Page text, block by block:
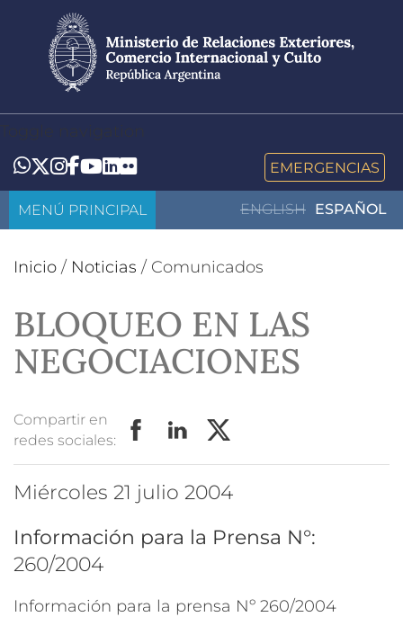
contenido
principal
Toggle navigation
Whatsapp
Twitter
Instagram
Facebook
YouTube
LinkedIn
Flickr EMERGENCIAS
ENGLISH ESPAÑOL
MENÚ PRINCIPAL
Inicio / Noticias / Comunicados
BLOQUEO EN LAS
NEGOCIACIONES
Compartir en
redes sociales:
miércoles 21 julio 2004
Información para la Prensa N°:
260/2004
Información para la prensa Nº 260/2004